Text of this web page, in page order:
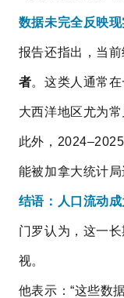
数据未完全反映
报告还指出，当前
者。这类人通常
大西洋地区尤为常
此外，
能被加拿大统计局
结语：人口流动
门罗认为，这一
视。
他表示：“这些数